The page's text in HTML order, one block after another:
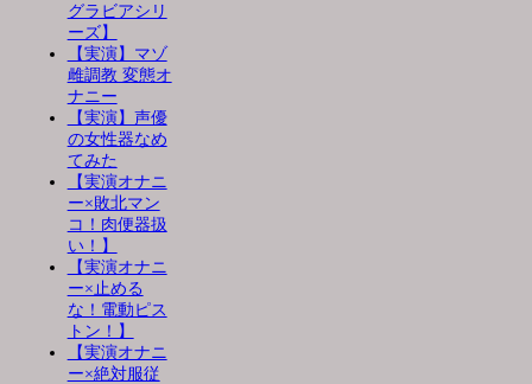
グラビアシリ
ーズ】
【実演】マゾ
雌調教 変態オ
ナニー
【実演】声優
の女性器なめ
てみた
【実演オナニ
ー×敗北マン
コ！肉便器扱
い！】
【実演オナニ
ー×止める
な！電動ピス
トン！】
【実演オナニ
ー×絶対服従